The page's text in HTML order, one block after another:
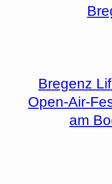
Bregenz
Open-Air-
am